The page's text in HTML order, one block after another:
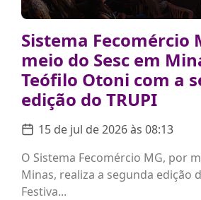
Sistema Fecomércio
meio do Sesc em
Teófilo Otoni com a
edição do TRUPI
15 de jul de 2026 às 08:13
O Sistema Fecomércio MG, por
Minas, realiza a segunda edição
Festiva...